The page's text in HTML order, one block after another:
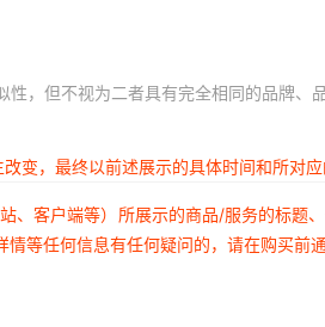
，但不视为二者具有完全相同的品牌、
变，最终以前述展示的具体时间和所对应
客户端等）所展示的商品/服务的标
等任何信息有任何疑问的，请在购买